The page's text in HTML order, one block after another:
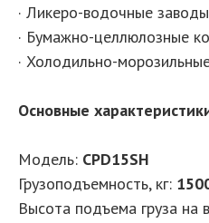
· Ликеро-водочные заводы
· Бумажно-целлюлозные
· Холодильно-
Основные
Модель: CPD15SH
Грузоподъемность, кг:
Высота подъема груза на